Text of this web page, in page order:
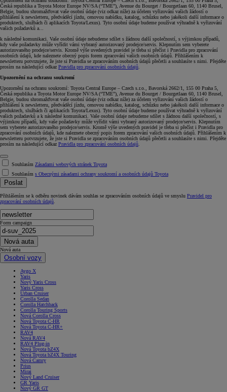
Česká republika a Toyota Motor Europe NV/SA (“TME”), Avenue du Bourget / Bourgetlaan 60, 1140 Brusel,
Belgie, budou shromažďovat vaše osobní údaje (viz odkaz níže) za účelem vyřizování vašich žádostí o
přihlášení k newsletteru, předváděcí jízdu, cenovou nabídku, katalog, schůzku nebo jakékoli další informace o
produktech, službách či aplikacích Toyota/Lexus). Tyto osobní údaje budeme používat výhradně k vyřizování
vašich požadavků a...
k následné komunikaci. Vaše osobní údaje nebudeme sdílet s žádnou další společností, s výjimkou případů,
kdy vaše požadavky může vyřídit vámi vybraný autorizovaný prodejce/servis. Klepnutím sem vyberete
autorizovaného prodejce/servis. Kromě výše uvedených pravidel je třeba si přečíst i Pravidla pro zpracování
osobních údajů, kde naleznete obecný popis forem zpracování vašich osobních údajů. Přihlášením k
newsletteru potvrzujete, že jste si Pravidla se zpracováním osobních údajů přečetli a souhlasíte s nimi. Přejděte
prosím na následující odkaz Pravidla pro zpracování osobních údajů.
Upozornění na ochranu soukromí
Upozornění na ochranu soukromí: Toyota Central Europe – Czech s.r.o., Bavorská 2662/1, 155 00 Praha 5,
Česká republika a Toyota Motor Europe NV/SA (“TME”), Avenue du Bourget / Bourgetlaan 60, 1140 Brusel,
Belgie, budou shromažďovat vaše osobní údaje (viz odkaz níže) za účelem vyřizování vašich žádostí o
přihlášení k newsletteru, předváděcí jízdu, cenovou nabídku, katalog, schůzku nebo jakékoli další informace o
produktech, službách či aplikacích Toyota/Lexus). Tyto osobní údaje budeme používat výhradně k vyřizování
vašich požadavků a k následné komunikaci. Vaše osobní údaje nebudeme sdílet s žádnou další společností, s
výjimkou případů, kdy vaše požadavky může vyřídit vámi vybraný autorizovaný prodejce/servis. Klepnutím
sem vyberete autorizovaného prodejce/servis. Kromě výše uvedených pravidel je třeba si přečíst i Pravidla pro
zpracování osobních údajů, kde naleznete obecný popis forem zpracování vašich osobních údajů. Přihlášením k
newsletteru potvrzujete, že jste si Pravidla se zpracováním osobních údajů přečetli a souhlasíte s nimi. Přejděte
prosím na následující odkaz Pravidla pro zpracování osobních údajů.
Souhlasím Zásadami webových stránek Toyota
Souhlasím s Obecnými zásadami ochrany soukromí a osobních údajů Toyota
Poslat
Přihlášením se k odběru novinek dávám souhlas se zpracováním osobních údajů ve smyslu Pravidel pro
zpracování osobních údajů.
Form campaign
Nová auta
Nová auta
Osobní vozy
Aygo X
Yaris
Nový Yaris Cross
Yaris Cross
Urban Cruiser
Corolla Sedan
Corolla Hatchback
Corolla Touring Sports
Nová Corolla Cross
Nová Toyota C-HR
Nová Toyota C-HR+
RAV4
Nová RAV4
RAV4 Plug-in
Nová Toyota bZ4X
Nová Toyota bZ4X Touring
Nová Camry
Prius
Mirai
Nový Land Cruiser
GR Yaris
Nový GR GT